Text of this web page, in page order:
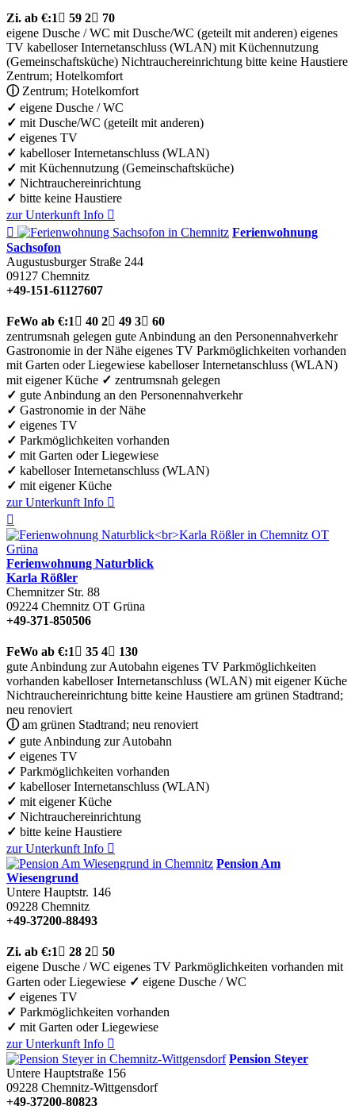
Zi. ab €:1  59 2 70
eigene Dusche / WC mit Dusche/WC (geteilt mit anderen) eigenes
TV kabelloser Internetanschluss (WLAN) mit Küchennutzung
(Gemeinschaftsküche) Nichtrauchereinrichtung bitte keine Haustiere
Zentrum; Hotelkomfort
ⓘZentrum; Hotelkomfort
✓ eigene Dusche / WC
✓ mit Dusche/WC (geteilt mit anderen)
✓ eigenes TV
✓ kabelloser Internetanschluss (WLAN)
✓ mit Küchennutzung (Gemeinschaftsküche)
✓ Nichtrauchereinrichtung
✓ bitte keine Haustiere
zur Unterkunft Info 

Ferienwohnung
Sachsofon
Augustusburger Straße 244
09127 Chemnitz
+49-151-61127607
FeWo ab €:1  40 2 49 3 60
zentrumsnah gelegen gute Anbindung an den Personennahverkehr
Gastronomie in der Nähe eigenes TV Parkmöglichkeiten vorhanden
mit Garten oder Liegewiese kabelloser Internetanschluss (WLAN)
mit eigener Küche ✓ zentrumsnah gelegen
✓ gute Anbindung an den Personennahverkehr
✓ Gastronomie in der Nähe
✓ eigenes TV
✓ Parkmöglichkeiten vorhanden
✓ mit Garten oder Liegewiese
✓ kabelloser Internetanschluss (WLAN)
✓ mit eigener Küche
zur Unterkunft Info 

Ferienwohnung Naturblick
Karla Rößler
Chemnitzer Str. 88
09224 Chemnitz OT Grüna
+49-371-850506
FeWo ab €:1  35 4 130
gute Anbindung zur Autobahn eigenes TV Parkmöglichkeiten
vorhanden kabelloser Internetanschluss (WLAN) mit eigener Küche
Nichtrauchereinrichtung bitte keine Haustiere am grünen Stadtrand;
neu renoviert
ⓘam grünen Stadtrand; neu renoviert
✓ gute Anbindung zur Autobahn
✓ eigenes TV
✓ Parkmöglichkeiten vorhanden
✓ kabelloser Internetanschluss (WLAN)
✓ mit eigener Küche
✓ Nichtrauchereinrichtung
✓ bitte keine Haustiere
zur Unterkunft Info 
Pension Am
Wiesengrund
Untere Hauptstr. 146
09228 Chemnitz
+49-37200-88493
Zi. ab €:1  28 2 50
eigene Dusche / WC eigenes TV Parkmöglichkeiten vorhanden mit
Garten oder Liegewiese ✓ eigene Dusche / WC
✓ eigenes TV
✓ Parkmöglichkeiten vorhanden
✓ mit Garten oder Liegewiese
zur Unterkunft Info 
Pension Steyer
Untere Hauptstraße 156
09228 Chemnitz-Wittgensdorf
+49-37200-80823